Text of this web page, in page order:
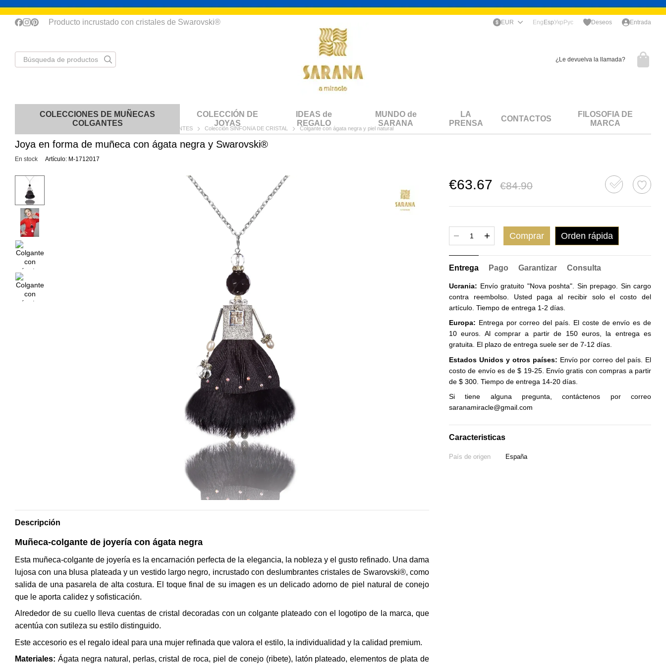
Перейти к основному контенту
Producto incrustado con cristales de Swarovski® EUR Eng EspУкр Рус Deseos Entrada
¿Le devuelva la llamada?
COLECCIONES DE MUÑECAS
COLGANTES
COLECCIÓN DE
JOYAS
IDEAS de
REGALO
MUNDO de
SARANA
LA
PRENSA
CONTACTOS
FILOSOFIA DE
MARCA
COLECCIONES DE MUÑECAS COLGANTES Colección SINFONíA DE CRISTAL Colgante con ágata negra y piel natural
Joya en forma de muñeca con ágata negra y Swarovski®
Еn stock Artículo: M-1712017
Descripción
Muñeca-colgante de joyería con ágata negra
Esta muñeca-colgante de joyería es la encarnación perfecta de la elegancia, la nobleza y el gusto refinado. Una dama
lujosa con una blusa plateada y un vestido largo negro, incrustado con deslumbrantes cristales de Swarovski®, como
salida de una pasarela de alta costura. El toque final de su imagen es un delicado adorno de piel natural de conejo
que le aporta calidez y sofisticación.
Alrededor de su cuello lleva cuentas de cristal decoradas con un colgante plateado con el logotipo de la marca, que
acentúa con sutileza su estilo distinguido.
Este accesorio es el regalo ideal para una mujer refinada que valora el estilo, la individualidad y la calidad premium.
Materiales: Ágata negra natural, perlas, cristal de roca, piel de conejo (ribete), latón plateado, elementos de plata de
€63.67 €84.90
Comprar Orden rápida
Entrega Pago Garantizar Consulta
Ucrania: Envío gratuito "Nova poshta". Sin prepago. Sin cargo
contra reembolso. Usted paga al recibir solo el costo del
artículo. Tiempo de entrega 1-2 días.
Europa: Entrega por correo del país. El coste de envío es de
10 euros. Al comprar a partir de 150 euros, la entrega es
gratuita. El plazo de entrega suele ser de 7-12 días.
Estados Unidos y otros países: Envío por correo del país. El
costo de envío es de $ 19-25. Envío gratis con compras a partir
de $ 300. Tiempo de entrega 14-20 días.
Si tiene alguna pregunta, contáctenos por correo
saranamiracle@gmail.com
Caracteristicas
País de origen España